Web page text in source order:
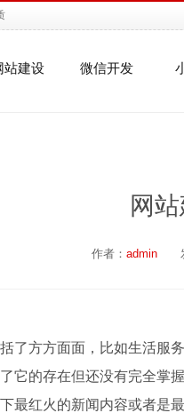
站建设 微信开发
网
作者： admin发
方方面面，比如生活服
它的存在但还没有完全掌
最红火的新闻内容或者是